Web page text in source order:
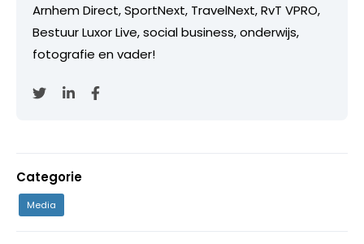
Arnhem Direct, SportNext, TravelNext, RvT VPRO,
Bestuur Luxor Live, social business, onderwijs,
fotografie en vader!
Categorie
Media